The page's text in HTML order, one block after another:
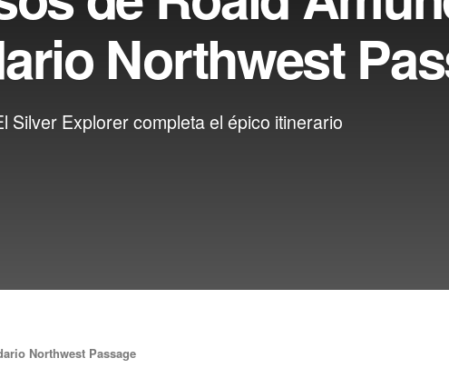
Northwest
Silver Explorer completa el épico itinerario
Northwest Passage